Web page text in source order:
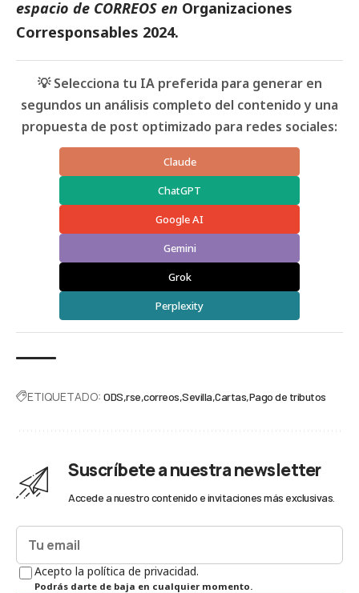
espacio de CORREOS en Organizaciones
Corresponsables 2024.
💡 Selecciona tu IA preferida para generar en
segundos un análisis completo del contenido y una
propuesta de post optimizado para redes sociales:
Claude
ChatGPT
Google AI
Gemini
Grok
Perplexity
ETIQUETADO: ODS rse correos Sevilla Cartas Pago de tributos
Suscríbete a nuestra newsletter
Accede a nuestro contenido e invitaciones más exclusivas.
Acepto la política de privacidad.
Podrás darte de baja en cualquier momento.